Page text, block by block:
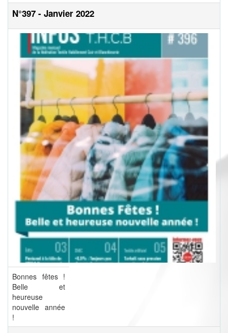
N°397 - Janvier 2022
Bonnes fêtes !
Belle et
heureuse
nouvelle année
!